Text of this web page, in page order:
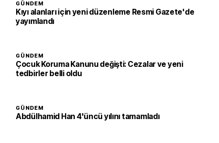
GÜNDEM
Kıyı alanları için yeni düzenleme Resmi Gazete'de
yayımlandı
GÜNDEM
Çocuk Koruma Kanunu değişti: Cezalar ve yeni
tedbirler belli oldu
GÜNDEM
Abdülhamid Han 4'üncü yılını tamamladı